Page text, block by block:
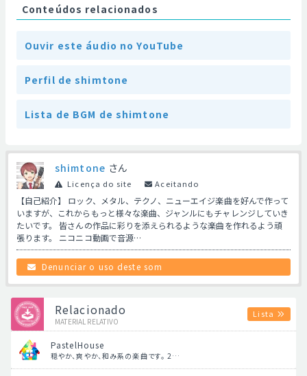
Conteúdos relacionados
Ouvir este áudio no YouTube
Perfil de shimtone
Lista de BGM de shimtone
shimtone さん
Licença do site Aceitando
【自己紹介】 ロック、メタル、テクノ、ニューエイジ楽曲を好んで作って
いますが、これからもっと様々な楽曲、ジャンルにもチャレンジしていき
たいです。 皆さんの作品に彩りを添えられるような楽曲を作れるよう頑
張ります。 ニコニコ動画で音源…
Denunciar o uso deste som
Relacionado
MATERIAL RELATIVO
Lista
PastelHouse
穏やか、爽やか、和み系の楽曲です。 2…